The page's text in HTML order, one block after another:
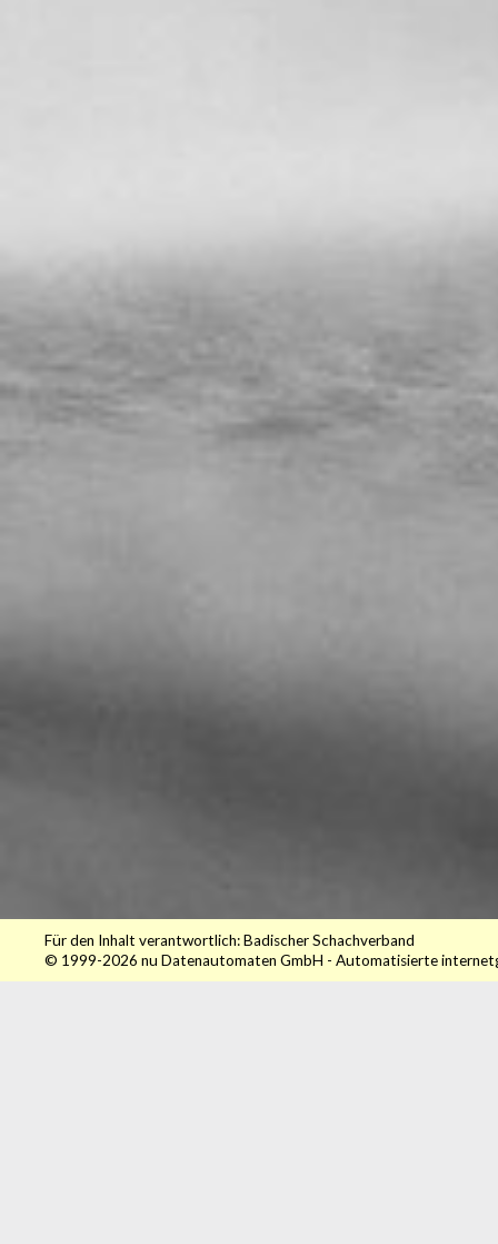
Für den Inhalt verantwortlich: Badischer Schachverband
© 1999-2026 nu Datenautomaten GmbH - Automatisierte